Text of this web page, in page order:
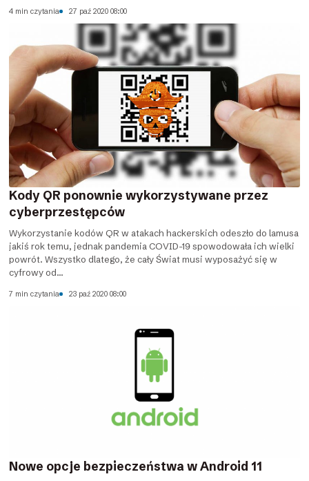
4 min czytania 27 paź 2020 08:00
Kody QR ponownie wykorzystywane przez
cyberprzestępców
Wykorzystanie kodów QR w atakach hackerskich odeszło do lamusa
jakiś rok temu, jednak pandemia COVID-19 spowodowała ich wielki
powrót. Wszystko dlatego, że cały Świat musi wyposażyć się w
cyfrowy od...
7 min czytania 23 paź 2020 08:00
Nowe opcje bezpieczeństwa w Android 11